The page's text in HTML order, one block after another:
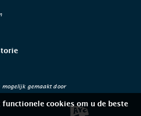
mogelijk gemaakt door
functionele cookies om u de beste